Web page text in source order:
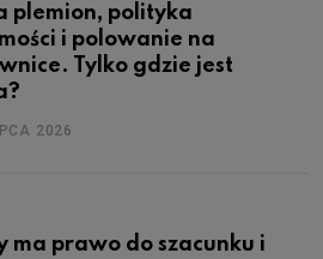
plemion, polityka
i polowanie na
Tylko gdzie jest
2026
ma prawo do szacunku i